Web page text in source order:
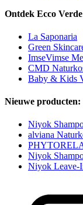
Ontdek Ecco
La Saponaria
Green
ImseVimse
CMD
Baby & Kids
Nieuwe producten:
Niyok
alviana
Niyok
Niyok Leave-